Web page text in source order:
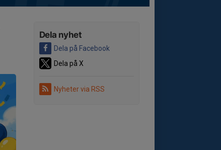
Dela nyhet
Dela på Facebook
Dela på X
Nyheter via RSS